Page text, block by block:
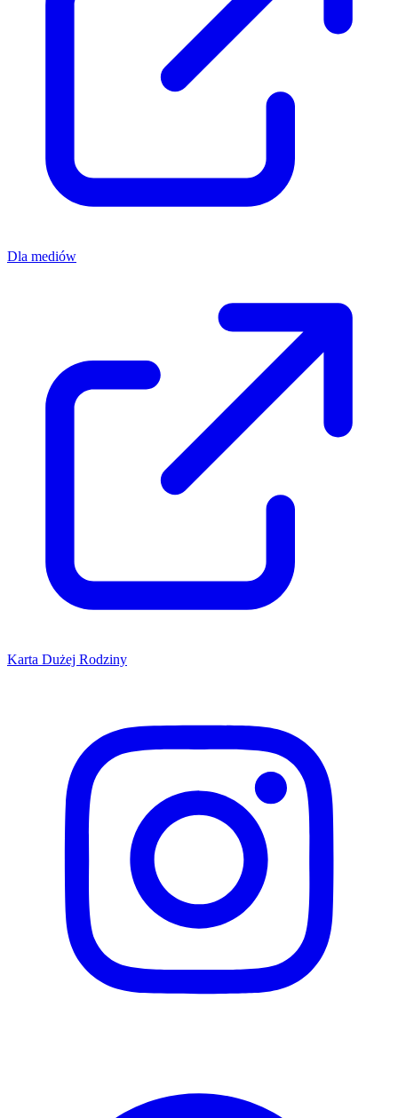
Dla mediów
Karta Dużej Rodziny